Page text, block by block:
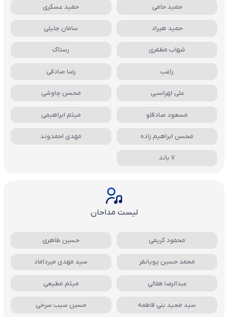
حمید حامی حمید عسکری
حمید هیراد سامان جلیلی
شهاب مظفری رستاک
راغب رضا صادقی
علی لهراسبی محسن چاوشی
مسعود صادقلو میثم ابراهیمی
محسن ابراهیم زاده مهدی احمدوند
7 باند
لیست مداحان
محمود کریمی حسین طاهری
محمد حسین پویانفر سید مهدی میرداماد
عبدالرضا هلالی میثم مطیعی
سید مجید بنی فاطمه حسین سیب سرخی